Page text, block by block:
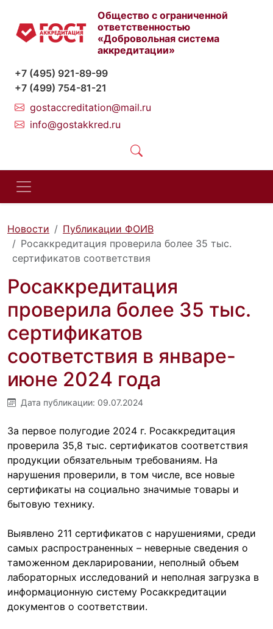
Общество с ограниченной
ответственностью
«Добровольная система
аккредитации»
+7 (495) 921-89-99
+7 (499) 754-81-21
gostaccreditation@mail.ru
info@gostakkred.ru
Новости
Публикации ФОИВ
Росаккредитация проверила более 35 тыс.
сертификатов соответствия
Росаккредитация
проверила более 35 тыс.
сертификатов
соответствия в январе-
июне 2024 года
Дата публикации: 09.07.2024
За первое полугодие 2024 г. Росаккредитация
проверила 35,8 тыс. сертификатов соответствия
продукции обязательным требованиям. На
нарушения проверили, в том числе, все новые
сертификаты на социально значимые товары и
бытовую технику.
Выявлено 211 сертификатов с нарушениями, среди
самых распространенных – неверные сведения о
таможенном декларировании, неполный объем
лабораторных исследований и неполная загрузка в
информационную систему Росаккредитации
документов о соответствии.